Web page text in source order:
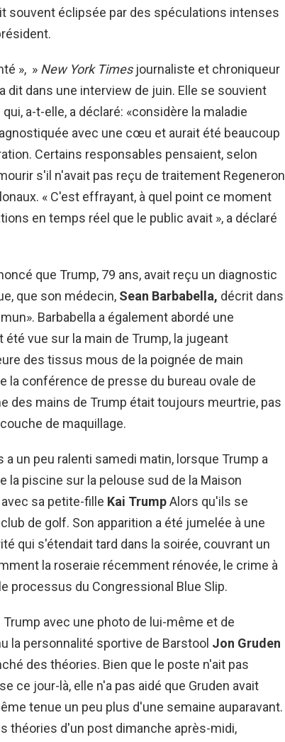
souvent éclipsée par des spéculations intenses
», » New York Timesjournaliste et chroniqueur
dit dans une interview de juin. Elle se souvient
a-t-elle, a déclaré: «considère la maladie
avec une cœu et aurait été beaucoup
Certains responsables pensaient, selon
s'il n'avait pas reçu de traitement Regeneron
« C'est effrayant, à quel point ce moment
en temps réel que le public avait », a déclaré
que Trump, 79 ans, avait reçu un diagnostic
que son médecin, Sean Barbabella, décrit dans
Barbabella a également abordé une
vue sur la main de Trump, la jugeant
des tissus mous de la poignée de main
la conférence de presse du bureau ovale de
des mains de Trump était toujours meurtrie, pas
de maquillage.
un peu ralenti samedi matin, lorsque Trump a
la piscine sur la pelouse sud de la Maison
sa petite-fille Kai TrumpAlors qu'ils se
de golf. Son apparition a été jumelée à une
qui s'étendait tard dans la soirée, couvrant un
la roseraie récemment rénovée, le crime à
processus du Congressional Blue Slip.
avec une photo de lui-même et de
la personnalité sportive de Barstool Jon Gruden
des théories. Bien que le poste n'ait pas
ce jour-là, elle n'a pas aidé que Gruden avait
tenue un peu plus d'une semaine auparavant.
théories d'un post dimanche après-midi,